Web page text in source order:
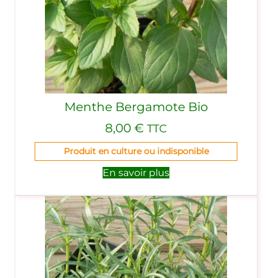
Menthe Bergamote Bio
8,00 € TTC
Produit en culture ou indisponible
En savoir plus